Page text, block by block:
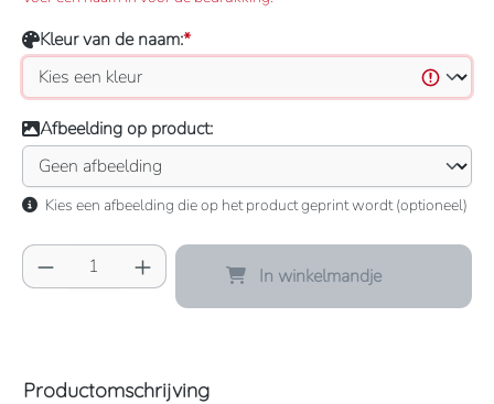
Kleur van de naam:*
Afbeelding op product:
Kies een afbeelding die op het product geprint wordt (optioneel)
Producthoeveelheid: Voer de gewenste
In winkelmandje
Productomschrijving